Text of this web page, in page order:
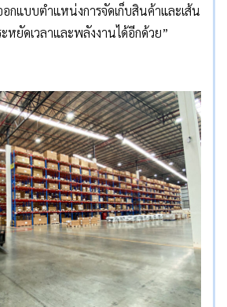
กแบบตำแหน่งการจัดเก็บสินค้าและเส้น
หยัดเวลาและพลังงานได้อีกด้วย”